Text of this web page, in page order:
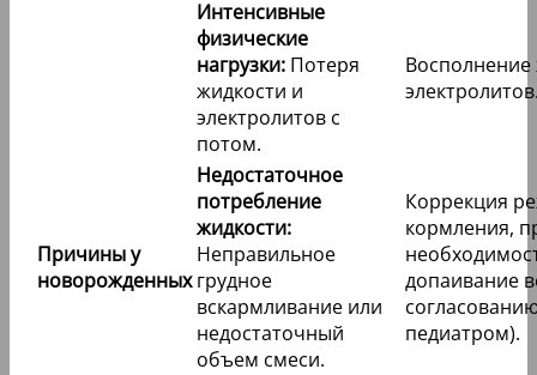
Интенсивные
физические
нагрузки: Потеря
жидкости и
электролитов с
потом.
Восполнение
Причины у
новорожденных
Недостаточное
потребление
жидкости:
Неправильное
грудное
вскармливание или
недостаточный
объем смеси.
Коррекция
кормления,
допаивание
педиатром).